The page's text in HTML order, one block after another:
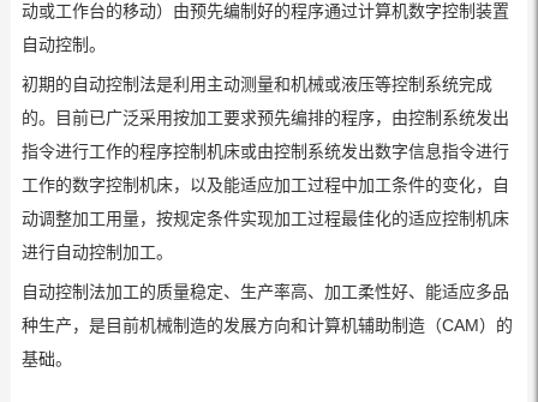
动或工作台的移动）由预先编制好的程序通过计算机数字控制装置
自动控制。
初期的自动控制法是利用主动测量和机械或液压等控制系统完成
的。目前已广泛采用按加工要求预先编排的程序，由控制系统发出
指令进行工作的程序控制机床或由控制系统发出数字信息指令进行
工作的数字控制机床，以及能适应加工过程中加工条件的变化，自
动调整加工用量，按规定条件实现加工过程最佳化的适应控制机床
进行自动控制加工。
自动控制法加工的质量稳定、生产率高、加工柔性好、能适应多品
种生产，是目前机械制造的发展方向和计算机辅助制造（CAM）的
基础。